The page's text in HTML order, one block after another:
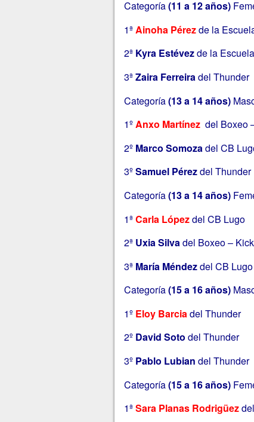
Categoría(11 a 12 años)
1ªAinoha Pérezde la
2ª Kyra Estévezde la
3ªZaira Ferreiradel Thunder
Categoría(13 a 14 años)
1ºAnxo Martínezdel Boxeo
2º Marco Somozadel CB
3ºSamuel Pérezdel Thunder
Categoría(13 a 14 años)
1ªCarla Lópezdel CB Lugo
2ª Uxia Silvadel Boxeo –
3ªMaría Méndezdel CB Lugo
Categoría(15 a 16 años)
1º Eloy Barciadel Thunder
2º David Soto del Thunder
3º Pablo Lubian del Thunder
Categoría(15 a 16 años)
1ªSara Planas Rodrigüez